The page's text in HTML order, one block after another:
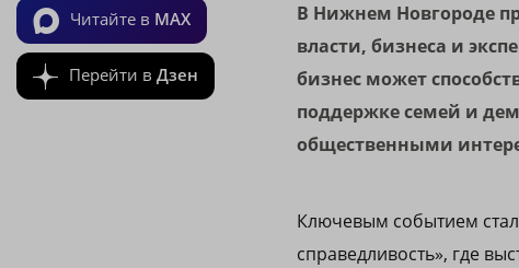
Читайте в MAX
Перейти в Дзен
В Нижнем Новгороде
власти, бизнеса и
бизнес может
поддержке семей и
общественными
Ключевым событием
справедливость», где